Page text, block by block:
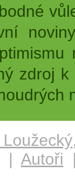
zdroj
Loužecký
| Autoři